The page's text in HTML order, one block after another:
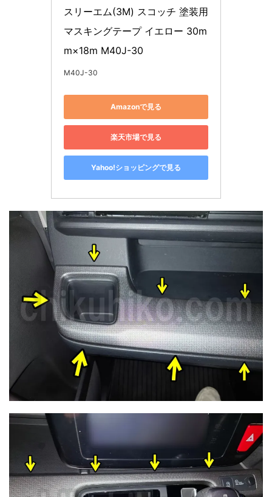
スリーエム(3M) スコッチ 塗装用
マスキングテープ イエロー 30m
m×18m M40J-30
M40J-30
Amazonで見る
楽天市場で見る
Yahoo!ショッピングで見る